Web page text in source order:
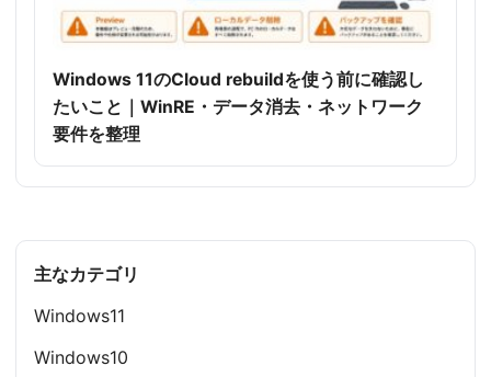
Windows 11のCloud rebuildを使う前に確認し
たいこと｜WinRE・データ消去・ネットワーク
要件を整理
主なカテゴリ
Windows11
Windows10